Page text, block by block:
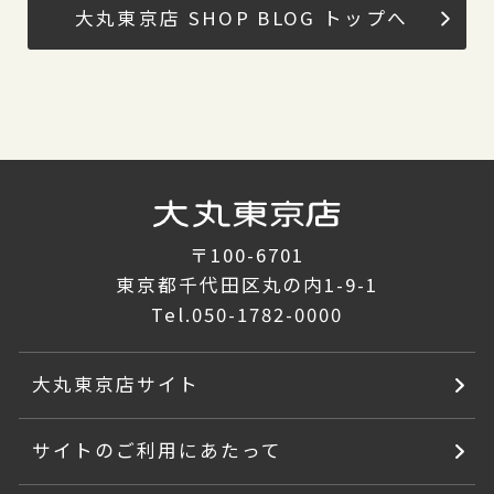
大丸東京店 SHOP BLOG トップへ
〒100-6701
東京都千代田区丸の内1-9-1
Tel.050-1782-0000
大丸東京店サイト
サイトのご利用にあたって